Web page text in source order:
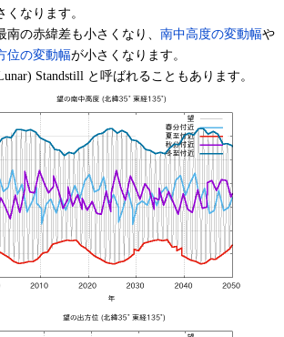
くなります。
南の赤緯差も小さくなり、 南中高度の変動幅や
位の変動幅が小さくなります。
Standstill と呼ばれることもあります。